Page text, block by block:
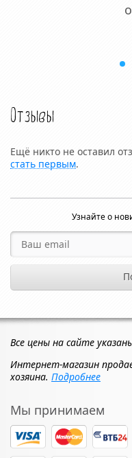
Отзывы
Ещё никто не оставил
стать первым.
Узнайте о
Все цены на сайте
Интернет-магазин
хозяина. Подробнее
Мы принимаем